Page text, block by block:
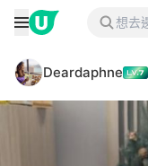
Deardaphne